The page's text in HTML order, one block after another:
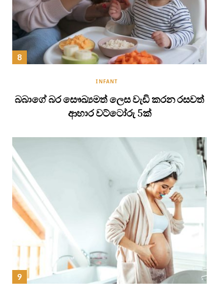
INFANT
බබාගේ බර සෞඛ්‍යමත් ලෙස වැඩි කරන රසවත්
ආහාර වට්ටෝරු 5ක්